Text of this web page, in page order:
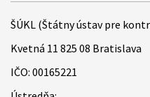
ŠÚKL (Štátny ústav pre
Kvetná 11 825 08 Bratislava
IČO: 00165221